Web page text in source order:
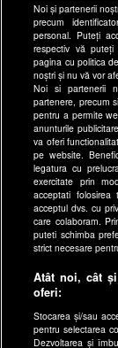
Noi și partenerii
precum
personal. Puteți
respectiv vă
pagina cu politica
noștri și nu vă vor
Noi si partenerii
partenere, precum
pentru a permite
anunturile
va oferi
pe website.
legatura cu
exercitate prin
acceptati folosirea
acceptul dvs. cu
care colaboram.
puteti schimba
strict necesare
Atât noi, cât
oferi:
Stocarea și/sau
pentru selectarea
Dezvoltarea și